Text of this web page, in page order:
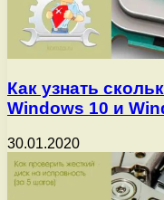
Как узнать
Windows 10 и
30.01.2020